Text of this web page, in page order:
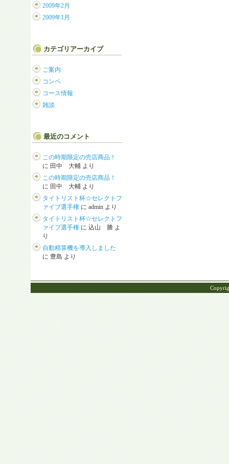
2009年2月
2009年1月
カテゴリアーカイブ
ご案内
コンペ
コース情報
雑談
最近のコメント
この時期限定の売店商品！
に 田中 大輔 より
この時期限定の売店商品！
に 田中 大輔 より
タイトリスト杯☆セレクトフ
ァイブ選手権 に admin より
タイトリスト杯☆セレクトフ
ァイブ選手権 に 込山 勝 よ
り
自動精算機を導入しました
に 豊島 より